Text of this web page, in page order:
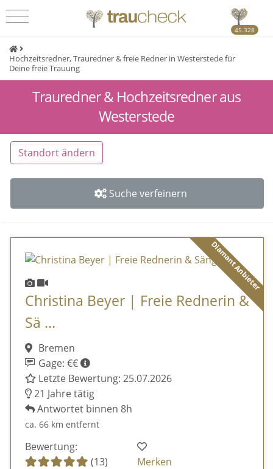
45.328
Hochzeitsredner, Trauredner & freie Redner in Westerstede für
Deine freie Trauung
Trauredner & Hochzeitsredner aus
Westerstede
Standort ändern
Suche verfeinern
Diamant Anbieter
Christina Beyer | Freie Rednerin &
Sä ...
Bremen
Gage: €€
Letzte Bewertung: 25.07.2026
21 Jahre tätig
Antwortet binnen 8h
ca. 66 km entfernt
Bewertung:
(13)
Merken